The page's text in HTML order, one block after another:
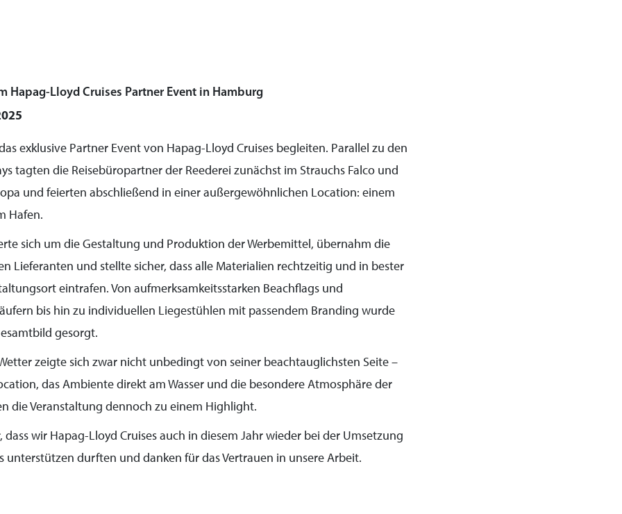
Hapag-Lloyd Cruises Partner Event in Hamburg
exklusive Partner Event von Hapag-Lloyd Cruises begleiten. Parallel zu den
tagten die Reisebüropartner der Reederei zunächst im Strauchs Falco und
und feierten abschließend in einer außergewöhnlichen Location: einem
Hafen.
sich um die Gestaltung und Produktion der Werbemittel, übernahm die
Lieferanten und stellte sicher, dass alle Materialien rechtzeitig und in bester
eintrafen. Von aufmerksamkeitsstarken Beachflags und
bis hin zu individuellen Liegestühlen mit passendem Branding wurde
gesorgt.
zeigte sich zwar nicht unbedingt von seiner beachtauglichsten Seite –
das Ambiente direkt am Wasser und die besondere Atmosphäre der
die Veranstaltung dennoch zu einem Highlight.
dass wir Hapag-Lloyd Cruises auch in diesem Jahr wieder bei der Umsetzung
unterstützen durften und danken für das Vertrauen in unsere Arbeit.